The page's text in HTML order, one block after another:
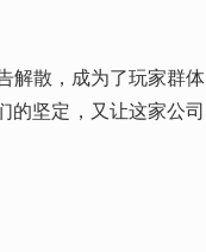
解散，成为了玩家群体
的坚定，又让这家公司